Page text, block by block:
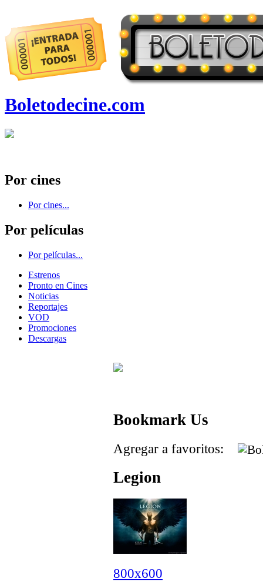
Boletodecine.com
Por cines
Por cines...
Por películas
Por películas...
Estrenos
Pronto en Cines
Noticias
Reportajes
VOD
Promociones
Descargas
Bookmark Us
Agregar a favoritos:
Legion
800x600